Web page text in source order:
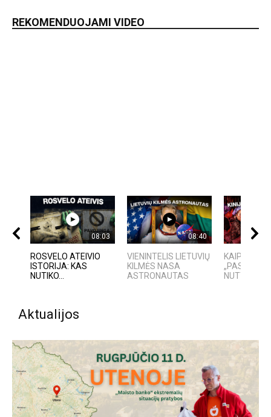
REKOMENDUOJAMI VIDEO
08:03
ROSVELO ATEIVIO
ISTORIJA: KAS
NUTIKO...
08:40
VIENINTELIS LIETUVIŲ
KILMĖS NASA
ASTRONAUTAS
KAIP
„PASAULIO
NUTYLĖTA
Aktualijos